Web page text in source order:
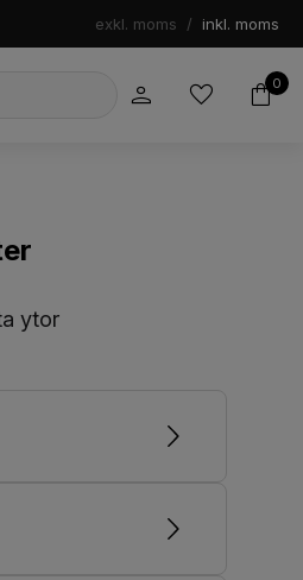
exkl. moms / inkl. moms
0
ytor